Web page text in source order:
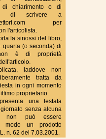
di chiarimento o di
di scrivere a
per
l'articolista.
la sinossi del libro,
quarta (o seconda) di
è di proprietà
laddove non
tratta da
in ogni momento
proprietario.
una testata
senza alcuna
non può essere
modo un prodotto
n. 62 del 7.03.2001.